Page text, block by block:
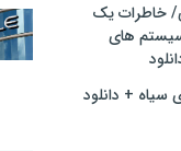
قراردادها
نوبل
قراردادها
نوبل
فایل
خاطرات یک
های
سیاه + دانلود